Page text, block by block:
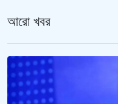
আরো খবর